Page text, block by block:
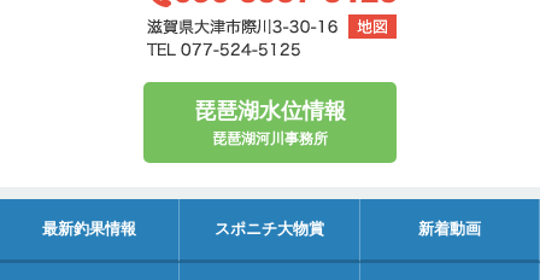
琵琶湖水位情報
琵琶湖河川事務所
最新釣果情報 スポニチ大物賞 新着動画